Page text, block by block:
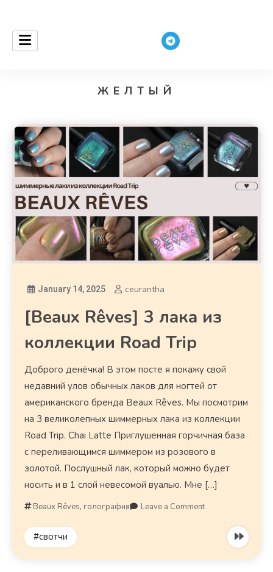
ceurantha
ЖЕЛТЫЙ
January 14, 2025 ceurantha
[Beaux Rêves] 3 лака из
коллекции Road Trip
Доброго денёчка! В этом посте я покажу свой
недавний улов обычных лаков для ногтей от
американского бренда Beaux Rêves. Мы посмотрим
на 3 великолепных шиммерных лака из коллекции
Road Trip. Chai Latte Приглушенная горчичная база
с переливающимся шиммером из розового в
золотой. Послушный лак, который можно будет
носить и в 1 слой невесомой вуалью. Мне […]
Beaux Rêves, голография Leave a Comment
#свотчи